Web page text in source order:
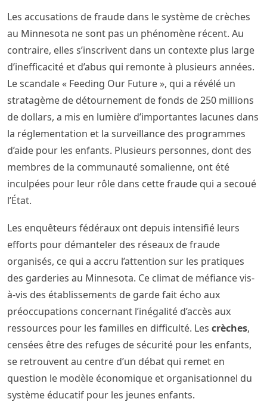
Les accusations de fraude dans le système de crèches
au Minnesota ne sont pas un phénomène récent. Au
contraire, elles s’inscrivent dans un contexte plus large
d’inefficacité et d’abus qui remonte à plusieurs années.
Le scandale « Feeding Our Future », qui a révélé un
stratagème de détournement de fonds de 250 millions
de dollars, a mis en lumière d’importantes lacunes dans
la réglementation et la surveillance des programmes
d’aide pour les enfants. Plusieurs personnes, dont des
membres de la communauté somalienne, ont été
inculpées pour leur rôle dans cette fraude qui a secoué
l’État.
Les enquêteurs fédéraux ont depuis intensifié leurs
efforts pour démanteler des réseaux de fraude
organisés, ce qui a accru l’attention sur les pratiques
des garderies au Minnesota. Ce climat de méfiance vis-
à-vis des établissements de garde fait écho aux
préoccupations concernant l’inégalité d’accès aux
ressources pour les familles en difficulté. Les crèches,
censées être des refuges de sécurité pour les enfants,
se retrouvent au centre d’un débat qui remet en
question le modèle économique et organisationnel du
système éducatif pour les jeunes enfants.